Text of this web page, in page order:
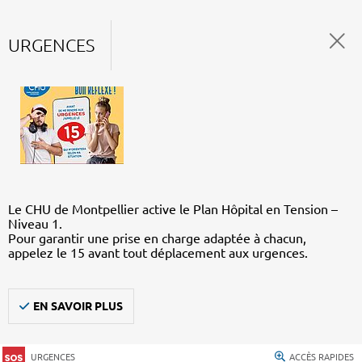
URGENCES
Le CHU de Montpellier active le Plan Hôpital en Tension –
Niveau 1.
Pour garantir une prise en charge adaptée à chacun,
appelez le 15 avant tout déplacement aux urgences.
EN SAVOIR PLUS
URGENCES ACCÈS RAPIDES